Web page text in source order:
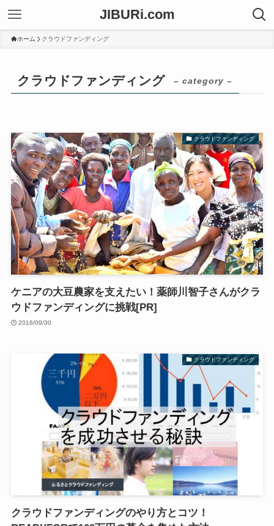
JIBURi.com
ホーム クラウドファンディング
クラウドファンディング – category –
クラウドファンディング
ケニアの大豆農家を支えたい！薬師川智子さんがクラ
ウドファンディングに挑戦[PR]
2016/09/30
クラウドファンディング
クラウドファンディングのやり方とコツ！